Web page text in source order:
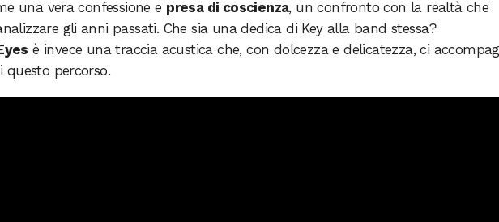
una vera confessione e presa di coscienza, un confronto con la realtà che
gli anni passati. Che sia una dedica di Key alla band stessa?
è invece una traccia acustica che, con dolcezza e delicatezza, ci
questo percorso.